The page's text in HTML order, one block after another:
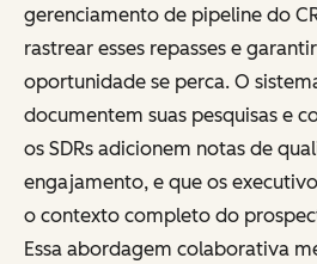
gerenciamento de pipeline do
rastrear esses repasses e
oportunidade se perca. O
documentem suas pesquisas e
os SDRs adicionem notas de
engajamento, e que os
o contexto completo do
Essa abordagem colaborativa